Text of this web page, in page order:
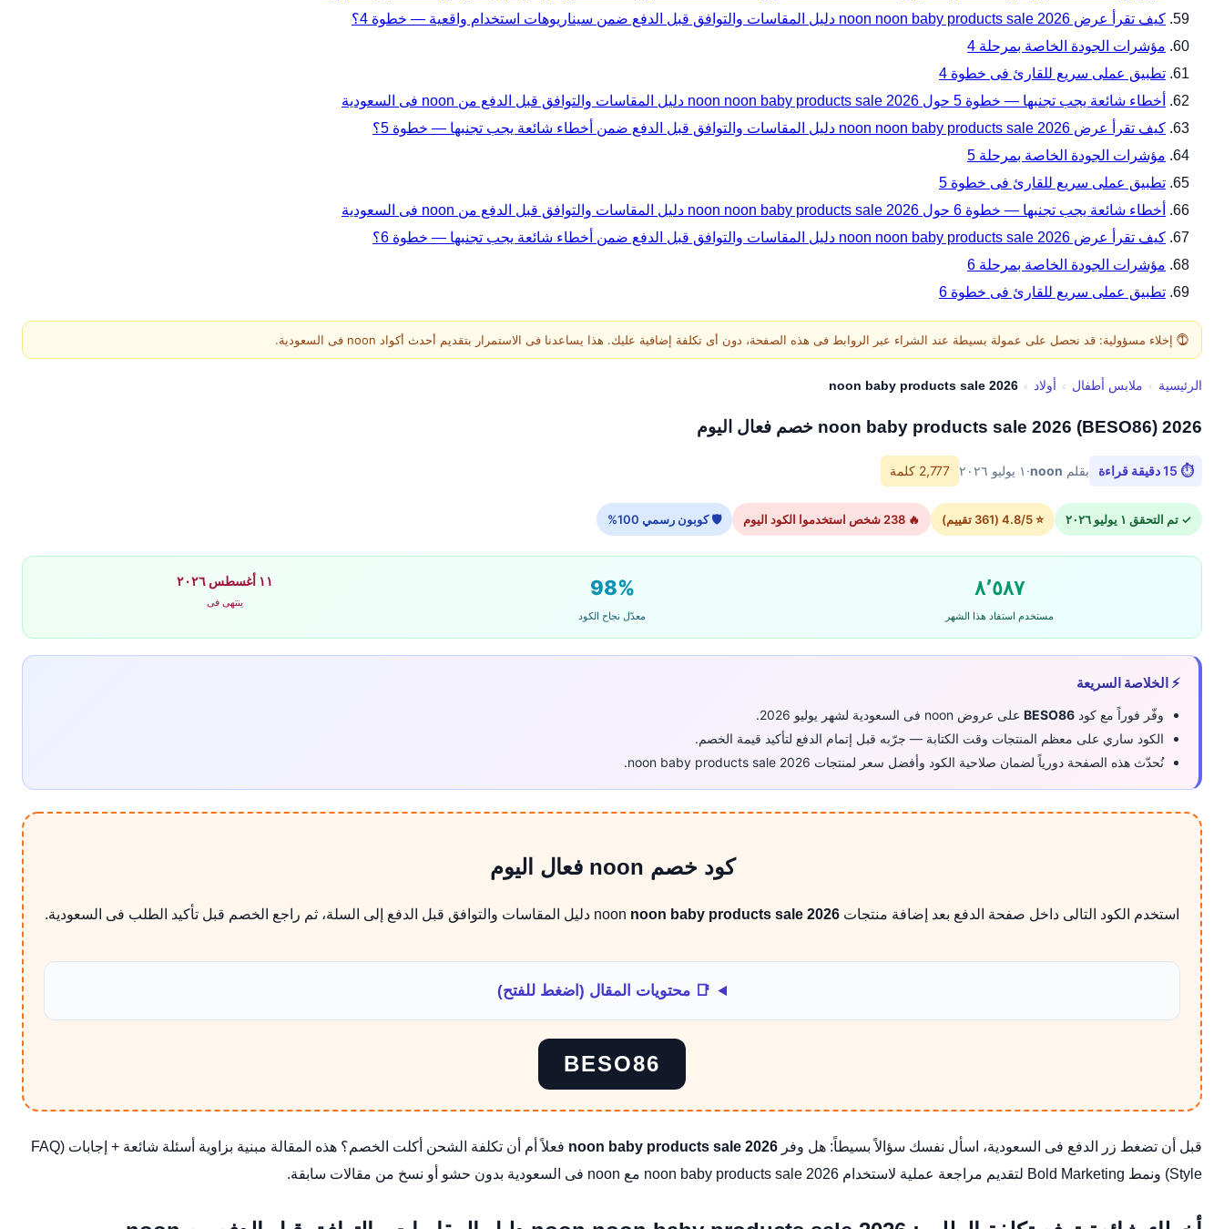
كيف تقرأ عرض noon noon baby products sale 2026 دليل المقاسات والتوافق قبل الدفع ضمن سيناريوهات استخدام واقعية — خطوة 4؟
مؤشرات الجودة الخاصة بمرحلة 4
تطبيق عملى سريع للقارئ فى خطوة 4
أخطاء شائعة يجب تجنبها — خطوة 5 حول noon noon baby products sale 2026 دليل المقاسات والتوافق قبل الدفع من noon فى السعودية
كيف تقرأ عرض noon noon baby products sale 2026 دليل المقاسات والتوافق قبل الدفع ضمن أخطاء شائعة يجب تجنبها — خطوة 5؟
مؤشرات الجودة الخاصة بمرحلة 5
تطبيق عملى سريع للقارئ فى خطوة 5
أخطاء شائعة يجب تجنبها — خطوة 6 حول noon noon baby products sale 2026 دليل المقاسات والتوافق قبل الدفع من noon فى السعودية
كيف تقرأ عرض noon noon baby products sale 2026 دليل المقاسات والتوافق قبل الدفع ضمن أخطاء شائعة يجب تجنبها — خطوة 6؟
مؤشرات الجودة الخاصة بمرحلة 6
تطبيق عملى سريع للقارئ فى خطوة 6
⓵ إخلاء مسؤولية: قد نحصل على عمولة بسيطة عند الشراء عبر الروابط فى هذه الصفحة، دون أى تكلفة إضافية عليك. هذا يساعدنا فى الاستمرار بتقديم أحدث أكواد noon فى السعودية.
الرئيسية › ملابس أطفال › أولاد ›
noon baby products sale 2026
noon baby products sale 2026 (BESO86) 2026 خصم فعال اليوم
⏱ 15 دقيقة قراءة بقلم noon
· ١ يوليو ٢٠٢٦ 2,777 كلمة
✓ تم التحقق ١ يوليو ٢٠٢٦ ⭐ 4.8/5 (361 تقييم) 🔥 238 شخص استخدموا الكود اليوم 🛡 كوبون رسمي 100%
٨٬٥٨٧
مستخدم استفاد هذا الشهر
98%
معدّل نجاح الكود
١١ أغسطس ٢٠٢٦
ينتهى فى
⚡ الخلاصة السريعة
وفّر فوراً مع كود BESO86 على عروض noon فى السعودية لشهر يوليو 2026.
الكود ساري على معظم المنتجات وقت الكتابة — جرّبه قبل إتمام الدفع لتأكيد قيمة الخصم.
نُحدّث هذه الصفحة دورياً لضمان صلاحية الكود وأفضل سعر لمنتجات noon baby products sale 2026.
كود خصم noon فعال اليوم
استخدم الكود التالى داخل صفحة الدفع بعد إضافة منتجات noon noon baby products sale 2026 دليل المقاسات والتوافق قبل الدفع إلى السلة، ثم راجع الخصم قبل تأكيد الطلب فى السعودية.
📑 محتويات المقال (اضغط للفتح)
BESO86
قبل أن تضغط زر الدفع فى السعودية، اسأل نفسك سؤالاً بسيطاً: هل وفر noon baby products sale 2026
فعلاً أم أن تكلفة الشحن أكلت الخصم؟ هذه المقالة مبنية بزاوية أسئلة شائعة + إجابات (FAQ
Style) ونمط Bold Marketing لتقديم مراجعة عملية لاستخدام noon baby products sale 2026 مع noon فى السعودية بدون حشو أو نسخ من مقالات سابقة.